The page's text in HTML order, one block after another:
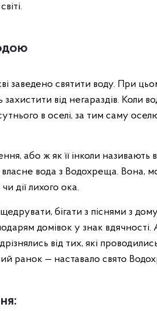
заведено святити воду. При
від негараздів. Коли
в оселі, за тим саму
або ж як її інколи називають
вода з Водохреща. Вона,
дії лихого ока.
бігати з піснями з
домівок у знак вдячності.
від тих, які
ранок — наставало свято